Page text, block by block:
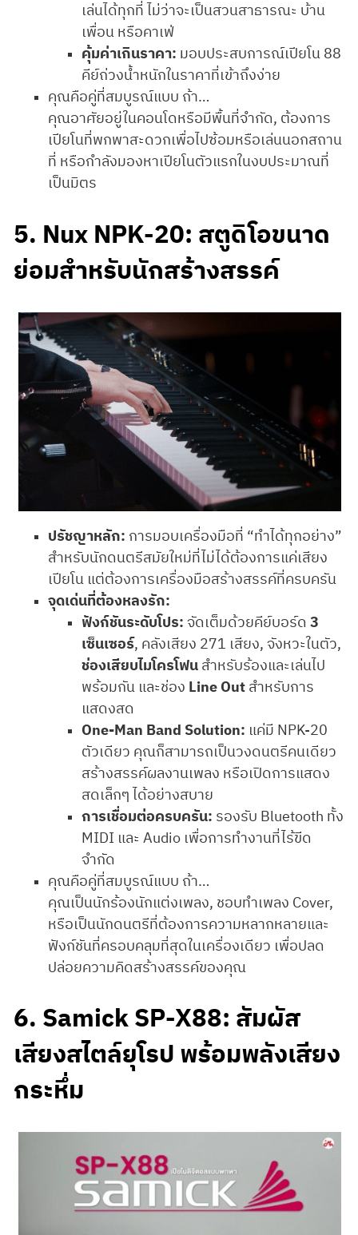
เล่นได้ทุกที่ ไม่ว่าจะเป็นสวนสาธารณะ บ้าน
เพื่อน หรือคาเฟ่
คุ้มค่าเกินราคา: มอบประสบการณ์เปียโน 88
คีย์ถ่วงน้ำหนักในราคาที่เข้าถึงง่าย
คุณคือคู่ที่สมบูรณ์แบบ ถ้า…
คุณอาศัยอยู่ในคอนโดหรือมีพื้นที่จำกัด, ต้องการ
เปียโนที่พกพาสะดวกเพื่อไปซ้อมหรือเล่นนอกสถาน
ที่ หรือกำลังมองหาเปียโนตัวแรกในงบประมาณที่
เป็นมิตร
5. Nux NPK-20: สตูดิโอขนาด
ย่อมสำหรับนักสร้างสรรค์
ปรัชญาหลัก: การมอบเครื่องมือที่ “ทำได้ทุกอย่าง”
สำหรับนักดนตรีสมัยใหม่ที่ไม่ได้ต้องการแค่เสียง
เปียโน แต่ต้องการเครื่องมือสร้างสรรค์ที่ครบครัน
จุดเด่นที่ต้องหลงรัก:
ฟังก์ชันระดับโปร: จัดเต็มด้วยคีย์บอร์ด 3
เซ็นเซอร์, คลังเสียง 271 เสียง, จังหวะในตัว,
ช่องเสียบไมโครโฟน สำหรับร้องและเล่นไป
พร้อมกัน และช่อง Line Out สำหรับการ
แสดงสด
One-Man Band Solution: แค่มี NPK-20
ตัวเดียว คุณก็สามารถเป็นวงดนตรีคนเดียว
สร้างสรรค์ผลงานเพลง หรือเปิดการแสดง
สดเล็กๆ ได้อย่างสบาย
การเชื่อมต่อครบครัน: รองรับ Bluetooth ทั้ง
MIDI และ Audio เพื่อการทำงานที่ไร้ขีด
จำกัด
คุณคือคู่ที่สมบูรณ์แบบ ถ้า…
คุณเป็นนักร้องนักแต่งเพลง, ชอบทำเพลง Cover,
หรือเป็นนักดนตรีที่ต้องการความหลากหลายและ
ฟังก์ชันที่ครอบคลุมที่สุดในเครื่องเดียว เพื่อปลด
ปล่อยความคิดสร้างสรรค์ของคุณ
6. Samick SP-X88: สัมผัส
เสียงสไตล์ยุโรป พร้อมพลังเสียง
กระหึ่ม